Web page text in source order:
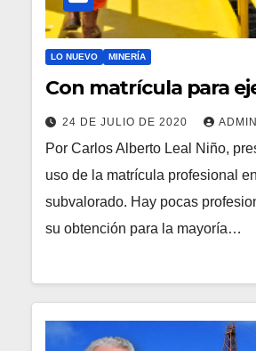
LO NUEVO MINERÍA
Con matrícula para
24 DE JULIO DE 2020 ADMIN
Por Carlos Alberto Leal Niño,
uso de la matrícula profesional
subvalorado. Hay pocas
su obtención para la mayoría…